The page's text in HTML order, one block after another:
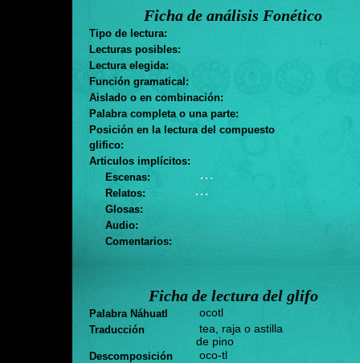
Ficha de análisis Fonético
Tipo de lectura:
Lecturas posibles:
Lectura elegida:
Función gramatical:
Aislado o en combinación:
Palabra completa o una parte:
Posición en la lectura del compuesto
glifico:
Articulos implícitos:
Escenas:
. . .
Relatos:
. . .
Glosas:
Audio:
Comentarios:
Ficha de lectura del glifo
Palabra Náhuatl ocotl
Traducción
tea, raja o astilla
de pino
Descomposición oco-tl